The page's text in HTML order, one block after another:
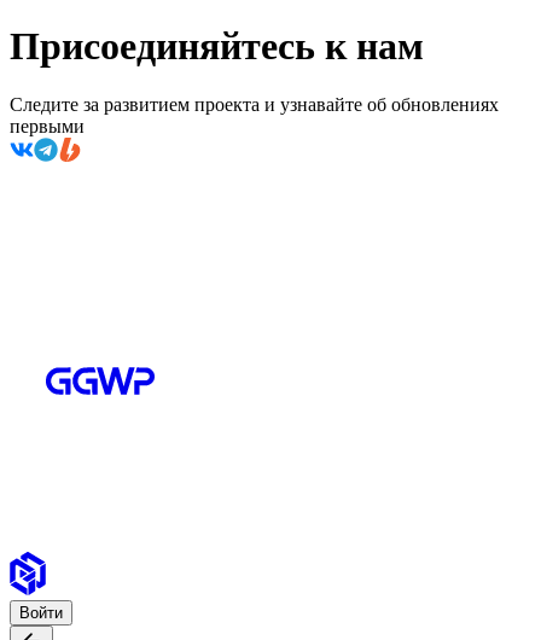
Присоединяйтесь к нам
Следите за развитием проекта и узнавайте об обновлениях
первыми
Войти